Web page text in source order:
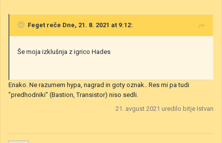
Feget reče Dne, 21. 8. 2021 at 9:12:
Še moja izklušnja z igrico Hades
Enako. Ne razumem hypa, nagrad in goty oznak.. Res mi pa tudi
"predhodniki" (Bastion, Transistor) niso sedli.
21. avgust 2021 uredilo bitje Istvan